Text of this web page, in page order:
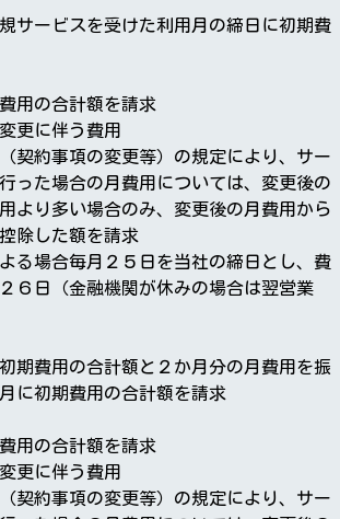
サービスを受けた利用月の締日に初期費
用の合計額を請求
更に伴う費用
契約事項の変更等）の規定により、サー
った場合の月費用については、変更後の
より多い場合のみ、変更後の月費用から
除した額を請求
る場合毎月２５日を当社の締日とし、費
６日（金融機関が休みの場合は翌営業
期費用の合計額と２か月分の月費用を振
に初期費用の合計額を請求
用の合計額を請求
更に伴う費用
契約事項の変更等）の規定により、サー